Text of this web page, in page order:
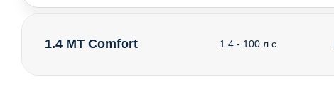
1.4 MT Comfort 1.4 - 100 л.с.